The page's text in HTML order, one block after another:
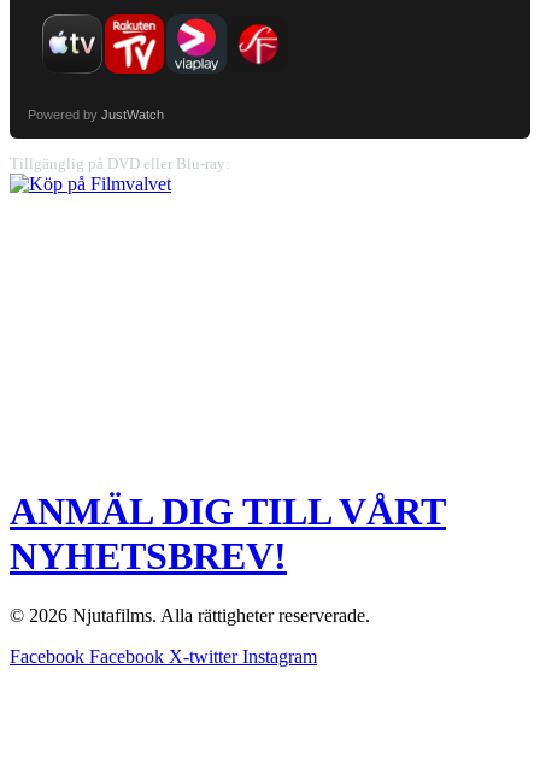
Powered by JustWatch
Tillgänglig på DVD eller Blu-ray:
ANMÄL DIG TILL VÅRT
NYHETSBREV!
© 2026 Njutafilms. Alla rättigheter reserverade.
Facebook Facebook X-twitter Instagram